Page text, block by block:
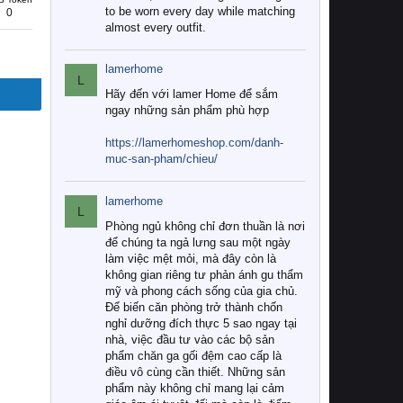
0
to be worn every day while matching
almost every outfit.
L
lamerhome
Hãy đến với lamer Home để sắm
ngay những sản phẩm phù hợp
https://lamerhomeshop.com/danh-
muc-san-pham/chieu/
L
lamerhome
Phòng ngủ không chỉ đơn thuần là nơi
để chúng ta ngả lưng sau một ngày
làm việc mệt mỏi, mà đây còn là
không gian riêng tư phản ánh gu thẩm
mỹ và phong cách sống của gia chủ.
Để biến căn phòng trở thành chốn
nghỉ dưỡng đích thực 5 sao ngay tại
nhà, việc đầu tư vào các bộ sản
phẩm chăn ga gối đệm cao cấp là
điều vô cùng cần thiết. Những sản
phẩm này không chỉ mang lại cảm